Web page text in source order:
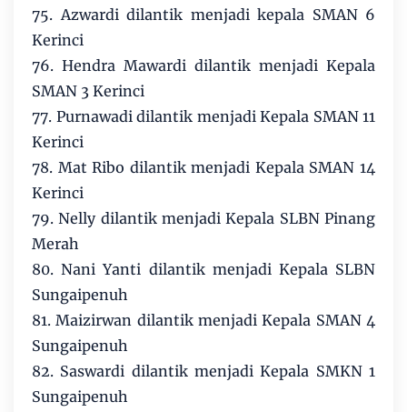
75. Azwardi dilantik menjadi kepala SMAN 6
Kerinci
76. Hendra Mawardi dilantik menjadi Kepala
SMAN 3 Kerinci
77. Purnawadi dilantik menjadi Kepala SMAN 11
Kerinci
78. Mat Ribo dilantik menjadi Kepala SMAN 14
Kerinci
79. Nelly dilantik menjadi Kepala SLBN Pinang
Merah
80. Nani Yanti dilantik menjadi Kepala SLBN
Sungaipenuh
81. Maizirwan dilantik menjadi Kepala SMAN 4
Sungaipenuh
82. Saswardi dilantik menjadi Kepala SMKN 1
Sungaipenuh